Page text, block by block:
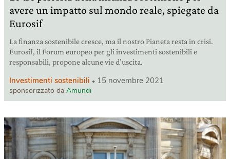
avere un impatto sul mondo reale, spiegate da
Eurosif
La finanza sostenibile cresce, ma il nostro Pianeta resta in crisi.
Eurosif, il Forum europeo per gli investimenti sostenibili e
responsabili, propone alcune vie d’uscita.
Investimenti sostenibili 15 novembre 2021
sponsorizzato da Amundi